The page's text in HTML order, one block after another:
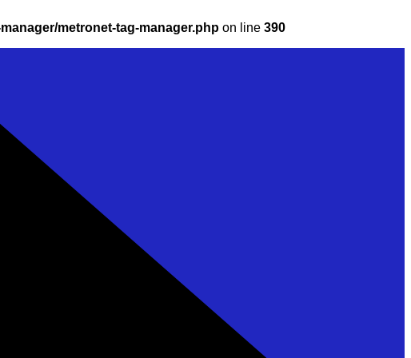
metronet-tag-manager.php on line 390